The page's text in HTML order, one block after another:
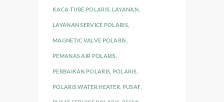
KACA TUBE POLARIS LAYANAN,
LAYANAN SERVICE POLARIS,
MAGNETIC VALVE POLARIS
PEMANAS AIR POLARIS
PERBAIKAN POLARIS POLARIS,
POLARIS WATER HEATER PUSAT